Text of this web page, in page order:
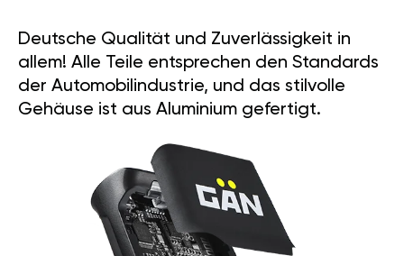
Deutsche Qualität und Zuverlässigkeit in
allem! Alle Teile entsprechen den Standards
der Automobilindustrie, und das stilvolle
Gehäuse ist aus Aluminium gefertigt.